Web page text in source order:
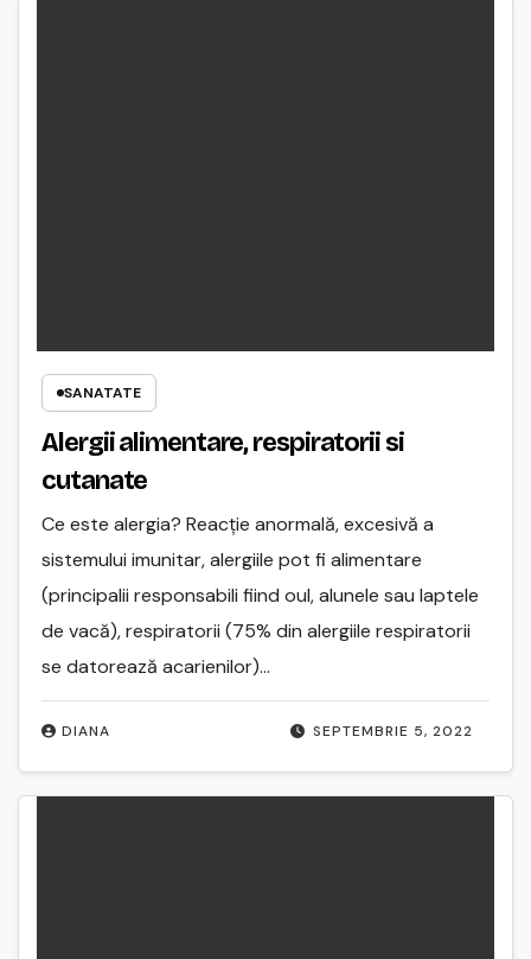
SANATATE
Alergii alimentare, respiratorii si
cutanate
SEPTEMBRIE 5, 2022
DIANA
Ce este alergia? Reacţie anormală, excesivă a
sistemului imunitar, alergiile pot fi alimentare
(principalii responsabili fiind oul, alunele sau laptele
de vacă), respiratorii (75% din alergiile respiratorii
se datorează acarienilor)…